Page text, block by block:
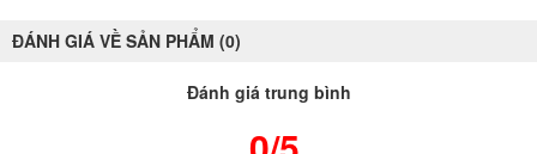
ĐÁNH GIÁ VỀ SẢN PHẨM (0)
Đánh giá trung bình